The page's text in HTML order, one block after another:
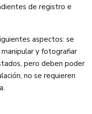
de registro e
aspectos: se
y fotografiar
pero deben poder
no se requieren